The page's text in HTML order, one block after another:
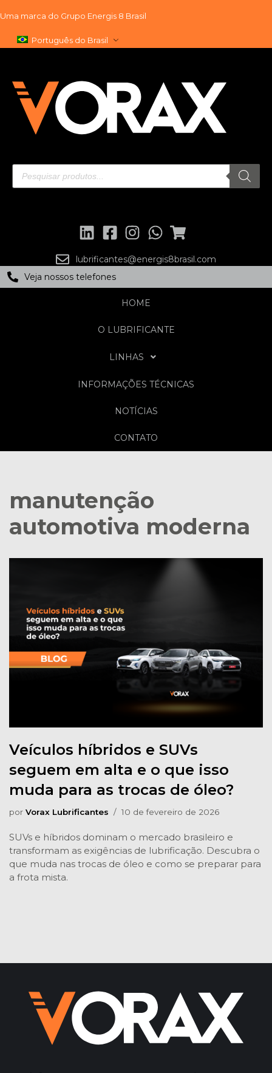
para
Uma marca do Grupo Energis 8 Brasil
Português do Brasil
lubrificantes@energis8brasil.com
Veja nossos telefones
HOME
O LUBRIFICANTE
LINHAS
INFORMAÇÕES TÉCNICAS
NOTÍCIAS
CONTATO
manutenção
automotiva moderna
Veículos híbridos e SUVs
seguem em alta e o que isso
muda para as trocas de óleo?
por Vorax Lubrificantes 10 de fevereiro de 2026
SUVs e híbridos dominam o mercado brasileiro e
transformam as exigências de lubrificação. Descubra o
que muda nas trocas de óleo e como se preparar para
a frota mista.